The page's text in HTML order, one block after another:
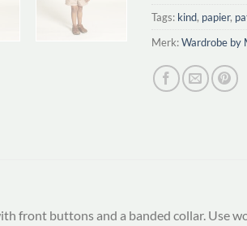
Tags: kind, papier,
Merk:Wardrobe by
front buttons and a banded collar. Use